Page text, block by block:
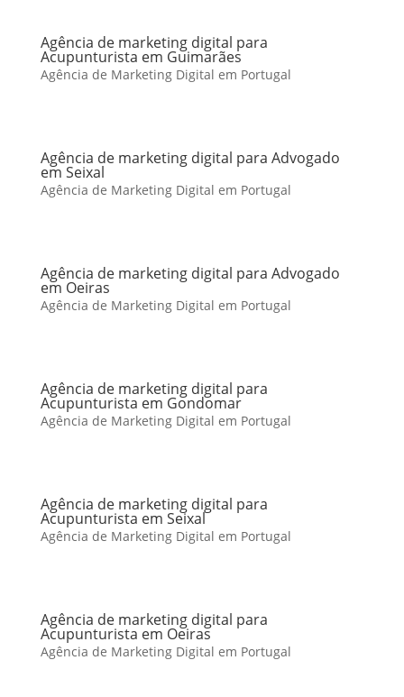
Agência de marketing digital para
Acupunturista em Guimarães
Agência de Marketing Digital em Portugal
Agência de marketing digital para Advogado
em Seixal
Agência de Marketing Digital em Portugal
Agência de marketing digital para Advogado
em Oeiras
Agência de Marketing Digital em Portugal
Agência de marketing digital para
Acupunturista em Gondomar
Agência de Marketing Digital em Portugal
Agência de marketing digital para
Acupunturista em Seixal
Agência de Marketing Digital em Portugal
Agência de marketing digital para
Acupunturista em Oeiras
Agência de Marketing Digital em Portugal